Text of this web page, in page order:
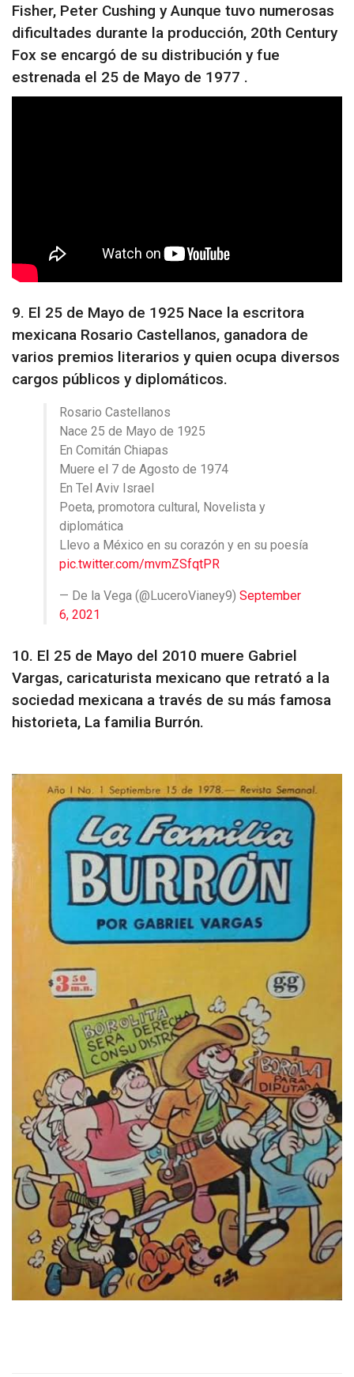
Fisher, Peter Cushing y Aunque tuvo numerosas
dificultades durante la producción, 20th Century
Fox se encargó de su distribución y fue
estrenada el 25 de Mayo de 1977 .
9. El 25 de Mayo de 1925 Nace la escritora
mexicana Rosario Castellanos, ganadora de
varios premios literarios y quien ocupa diversos
cargos públicos y diplomáticos.
Rosario Castellanos
Nace 25 de Mayo de 1925
En Comitán Chiapas
Muere el 7 de Agosto de 1974
En Tel Aviv Israel
Poeta, promotora cultural, Novelista y
diplomática
Llevo a México en su corazón y en su poesía
pic.twitter.com/mvmZSfqtPR
— De la Vega (@LuceroVianey9) September
6, 2021
10. El 25 de Mayo del 2010 muere Gabriel
Vargas, caricaturista mexicano que retrató a la
sociedad mexicana a través de su más famosa
historieta, La familia Burrón.